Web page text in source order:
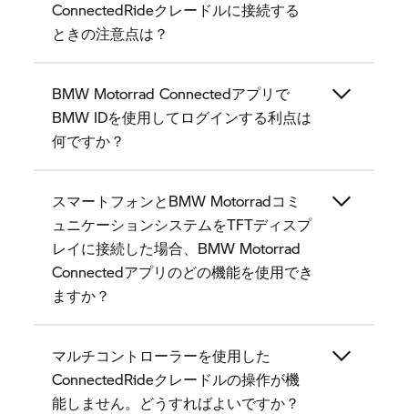
ConnectedRideクレードルに接続する
ときの注意点は？
BMW Motorrad Connectedアプリで
BMW IDを使用してログインする利点は
何ですか？
スマートフォンとBMW Motorradコミ
ュニケーションシステムをTFTディスプ
レイに接続した場合、BMW Motorrad
Connectedアプリのどの機能を使用でき
ますか？
マルチコントローラーを使用した
ConnectedRideクレードルの操作が機
能しません。どうすればよいですか？